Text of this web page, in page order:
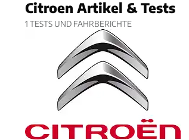
Citroen Artikel & Tests
1 TESTS UND FAHRBERICHTE